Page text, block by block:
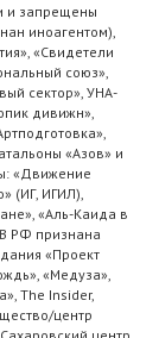
и запрещены
иноагентом),
«Свидетели
союз»,
сектор», УНА-
дивижн»,
«Азов» и
«Движение
(ИГ, ИГИЛ),
«Аль-Каида в
В РФ признана
«Проект
«Медуза»,
The Insider,
центр
центр.